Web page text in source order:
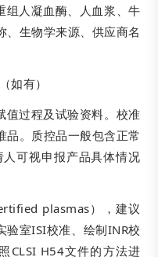
组人凝血酶、人血浆、牛
、生物学来源、供应商名
如有）
值过程及试验资料。校准
品。质控品一般包含正常
可视申报产品具体情况
plasmas），建议
验室ISI校准、绘制INR校
CLSI H54文件的方法进